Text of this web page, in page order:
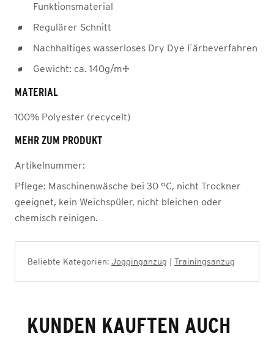
Funktionsmaterial
Regulärer Schnitt
Nachhaltiges wasserloses Dry Dye Färbeverfahren
Gewicht: ca. 140g/m²
MATERIAL
100% Polyester (recycelt)
MEHR ZUM PRODUKT
Artikelnummer:
Pflege: Maschinenwäsche bei 30 °C, nicht Trockner
geeignet, kein Weichspüler, nicht bleichen oder
chemisch reinigen.
Beliebte Kategorien: Jogginganzug Trainingsanzug
KUNDEN KAUFTEN AUCH